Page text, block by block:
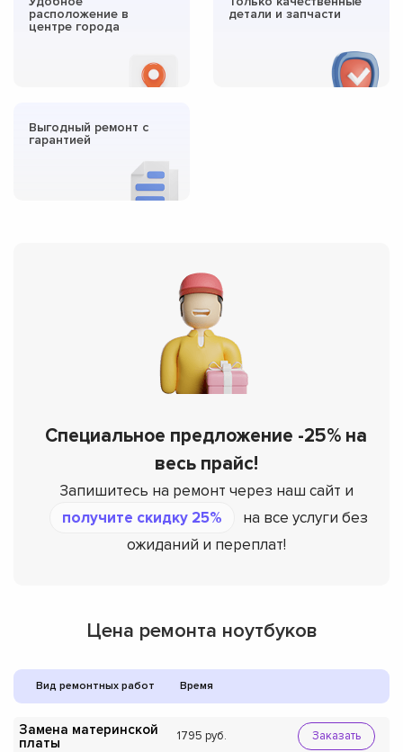
расположение в
центре города
детали и запчасти
Выгодный ремонт с
гарантией
Специальное предложение -25% на
весь прайс!
Запишитесь на ремонт через наш сайт и
получите скидку 25%
на все услуги без
ожиданий и переплат!
Цена ремонта ноутбуков
Вид ремонтных работ Время
Замена материнской
платы
1795 Заказать